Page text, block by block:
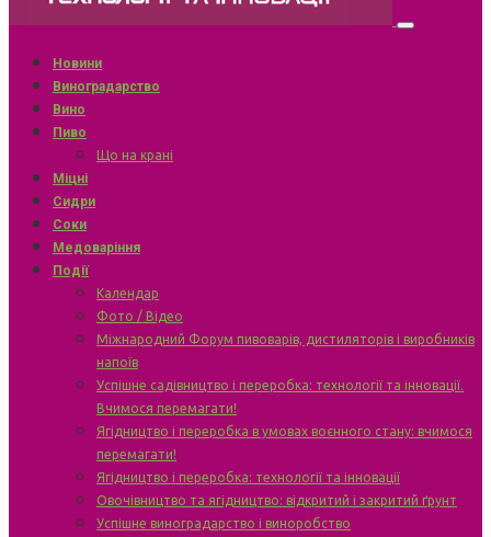
Новини
Виноградарство
Вино
Пиво
Що на крані
Міцні
Сидри
Соки
Медоваріння
Події
Календар
Фото / Відео
Міжнародний Форум пивоварів, дистиляторів і виробників
напоїв
Успішне садівництво і переробка: технології та інновації.
Вчимося перемагати!
Ягідництво і переробка в умовах воєнного стану: вчимося
перемагати!
Ягідництво і переробка: технології та інновації
Овочівництво та ягідництво: відкритий і закритий ґрунт
Успішне виноградарство і виноробство